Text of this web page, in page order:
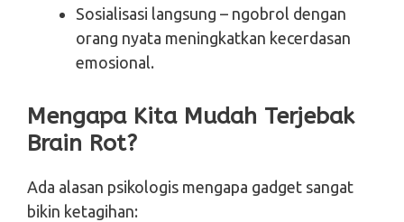
Sosialisasi langsung – ngobrol dengan
orang nyata meningkatkan kecerdasan
emosional.
Mengapa Kita Mudah Terjebak
Brain Rot?
Ada alasan psikologis mengapa gadget sangat
bikin ketagihan: